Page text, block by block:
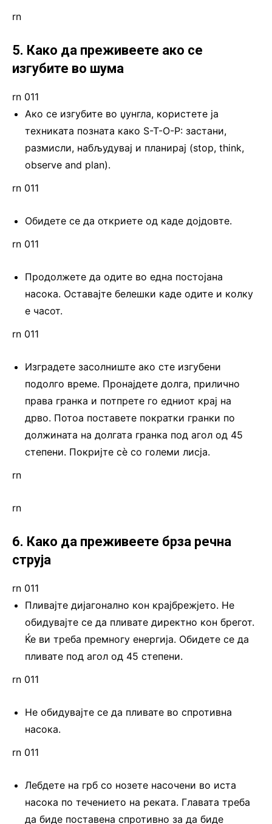
rn
5. Како да преживеете ако се
изгубите во шума
rn 011
Ако се изгубите во џунгла, користете ја
техниката позната како S-T-O-P: застани,
размисли, набљудувај и планирај (stop, think,
observe and plan).
rn 011
Обидете се да откриете од каде дојдовте.
rn 011
Продолжете да одите во една постојана
насока. Оставајте белешки каде одите и колку
е часот.
rn 011
Изградете засолниште ако сте изгубени
подолго време. Пронајдете долга, прилично
права гранка и потпрете го едниот крај на
дрво. Потоа поставете пократки гранки по
должината на долгата гранка под агол од 45
степени. Покријте сè со големи лисја.
rn
rn
6. Како да преживеете брза речна
струја
rn 011
Пливајте дијагонално кон крајбрежјето. Не
обидувајте се да пливате директно кон брегот.
Ќе ви треба премногу енергија. Обидете се да
пливате под агол од 45 степени.
rn 011
Не обидувајте се да пливате во спротивна
насока.
rn 011
Лебдете на грб со нозете насочени во иста
насока по течението на реката. Главата треба
да биде поставена спротивно за да биде